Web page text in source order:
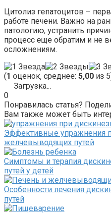
Цитолиз гепатоцитов –
работе печени. Важно на
патологию, устранить
процесс еще обратим и не
осложнениям.
(1 оценок, среднее: 5,00 из
Загрузка...
0
Понравилась статья?
Вам также может быть
Эффективные упражнения
желчевыводящих путей
Симптомы и терапия
путей у детей
Особенности лечения
путей